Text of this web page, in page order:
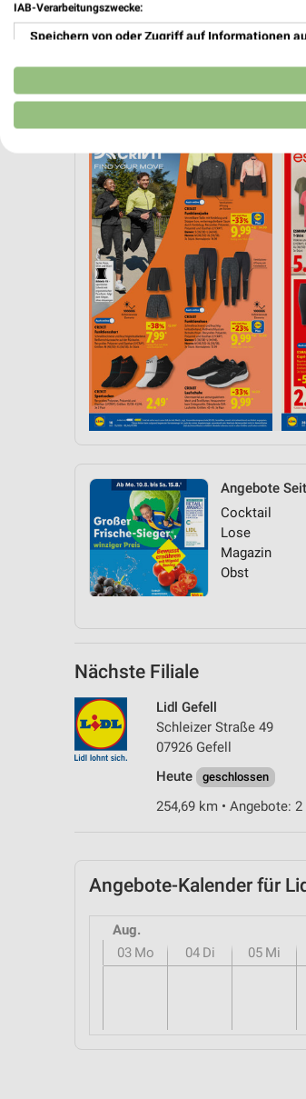
Angebote
Cocktail
Lose
Magazin
Obst
Nächste Filiale
Lidl Gefell
Schleizer Straße 49
07926 Gefell
Heute
geschlossen
254,69 km • Angebote:
Angebote-Kalender für
Aug.
03 Mo 04 Di 05 Mi
IAB-Verarbeitungszwecke:
Speichern von oder Zugriff auf Informationen
Verwendung reduzierter Daten zur Auswahl von
Erstellung von Profilen für personalisierte
Erstellung von Profilen zur Personalisierung
Verwendung von Profilen zur Auswahl
Messung der Werbeleistung
Messung der Performance von Inhalten
Analyse von Zielgruppen durch Statistiken
Entwicklung und Verbesserung der Angebote
Verwendung reduzierter Daten zur Auswahl
Verwendung genauer Standortdaten
Geräte anhand von aktiv angeforderten
Nicht-IAB-Verarbeitungszwecke:
Notwendig